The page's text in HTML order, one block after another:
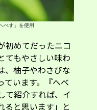
す」を使用
初めてだったニコ
、柚子やわさびな
ています。『へべ
て紹介すれば、イ
ると思います」と